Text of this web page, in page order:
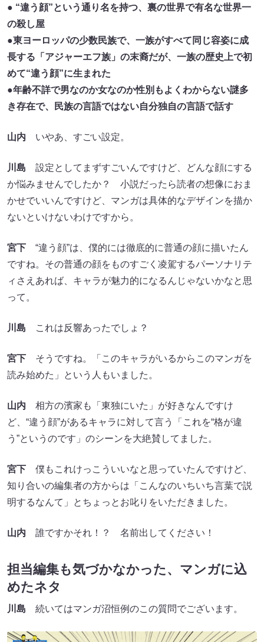
● “違う顔”という通り名を持つ、裏の世界で有名な世界一
の殺し屋
●東ヨーロッパの少数民族で、一族がすべて同じ容姿に成
長する「アジャーエフ族」の末裔だが、一族の歴史上で初
めて“違う顔”に生まれた
●年齢不詳で男なのか女なのか性別もよくわからない謎多
き存在で、民族の言語ではない自分独自の言語で話す
山内 いやあ、すごい設定。
川島 設定としてまずすごいんですけど、どんな顔にする
か悩みませんでしたか？ 小説だったら読者の想像におま
かせでいいんですけど、マンガは具体的なデザインを描か
ないといけないわけですから。
宮下 “違う顔”は、僕的には徹底的に普通の顔に描いたん
ですね。その普通の顔をものすごく凌駕するパーソナリテ
ィさえあれば、キャラが魅力的になるんじゃないかなと思
って。
川島 これは反響あったでしょ？
宮下 そうですね。「このキャラがいるからこのマンガを
読み始めた」という人もいました。
山内 相方の濱家も「東独にいた」が好きなんですけ
ど、“違う顔”があるキャラに対して言う「これを“格が違
う”というのです」のシーンを大絶賛してました。
宮下 僕もこれけっこういいなと思っていたんですけど、
知り合いの編集者の方からは「こんなのいちいち言葉で説
明するなんて」とちょっとお叱りをいただきました。
山内 誰ですかそれ！？ 名前出してください！
担当編集も気づかなかった、マンガに込
めたネタ
川島 続いてはマンガ沼恒例のこの質問でございます。